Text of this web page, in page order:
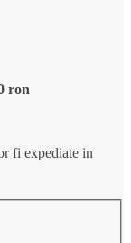
ron
fi expediate in